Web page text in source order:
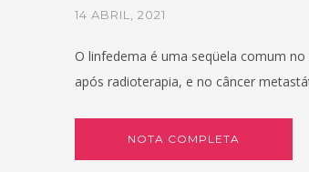
14 ABRIL, 2021
O linfedema é uma seqüela comum
após radioterapia, e no câncer
NOTA COMPLETA